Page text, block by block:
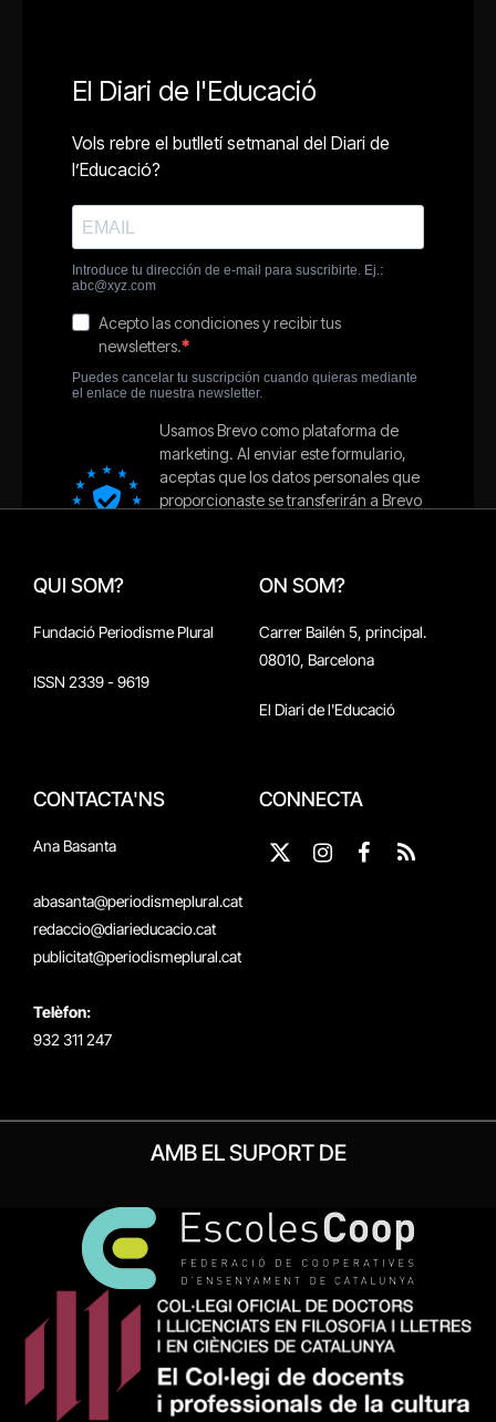
QUI SOM?
Fundació Periodisme Plural
ISSN 2339 - 9619
ON SOM?
Carrer Bailén 5, principal.
08010, Barcelona
El Diari de l'Educació
CONTACTA'NS
Ana Basanta
abasanta@periodismeplural.cat
redaccio@diarieducacio.cat
publicitat@periodismeplural.cat
Telèfon:
932 311 247
CONNECTA
X
Instagram
Facebook
RSS
AMB EL SUPORT DE